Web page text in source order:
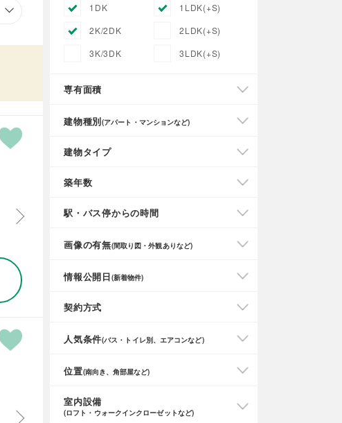
1DK
1LDK(+S)
2K/2DK
2LDK(+S)
3K/3DK
3LDK(+S)
専有面積
建物種別(アパート・マンションなど)
建物タイプ
築年数
駅・バス停からの時間
画像の有無(間取り図・外観ありなど)
情報公開日(新着物件)
契約方式
人気条件(バス・トイレ別、エアコンなど)
位置(南向き、角部屋など)
室内設備
(ロフト・ウォークインクローゼットなど)